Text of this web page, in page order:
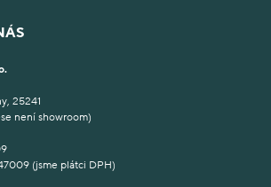
25241
není showroom)
(jsme plátci DPH)